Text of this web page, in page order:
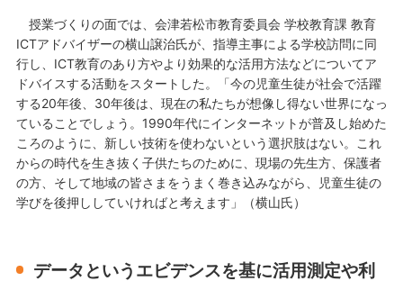
授業づくりの面では、会津若松市教育委員会 学校教育課 教育
ICTアドバイザーの横山譲治氏が、指導主事による学校訪問に同
行し、ICT教育のあり方やより効果的な活用方法などについてア
ドバイスする活動をスタートした。「今の児童生徒が社会で活躍
する20年後、30年後は、現在の私たちが想像し得ない世界になっ
ていることでしょう。1990年代にインターネットが普及し始めた
ころのように、新しい技術を使わないという選択肢はない。これ
からの時代を生き抜く子供たちのために、現場の先生方、保護者
の方、そして地域の皆さまをうまく巻き込みながら、児童生徒の
学びを後押ししていければと考えます」（横山氏）
データというエビデンスを基に活用測定や利